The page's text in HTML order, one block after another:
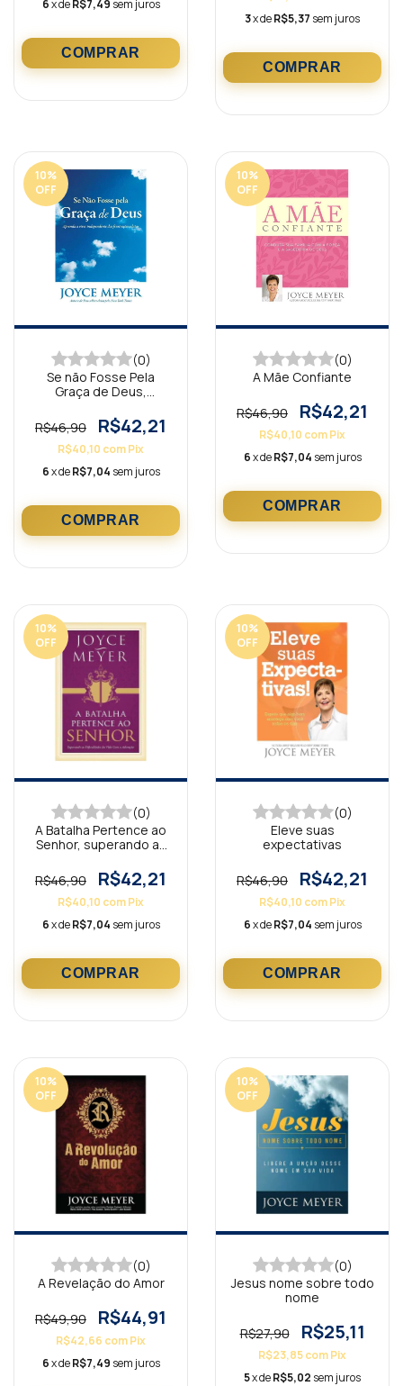
6x de R$7,49 sem juros
3x deR$5,37 sem juros
10%
OFF
(0)
Se não Fosse Pela
Graça de Deus,
R$46,90
R$42,21
R$40,10 comPix
6x deR$7,04 sem juros
10%
OFF
(0)
A Mãe Confiante
R$46,90 R$42,21
R$40,10 comPix
6x deR$7,04 sem juros
10%
OFF
(0)
A Batalha Pertence ao
Senhor, superando as
R$46,90
R$42,21
R$40,10 comPix
6x deR$7,04 sem juros
10%
OFF
(0)
Eleve suas
expectativas
R$46,90 R$42,21
R$40,10 comPix
6x deR$7,04 sem juros
10%
OFF
(0)
A Revelação do Amor
R$49,90 R$44,91
R$42,66 comPix
6x deR$7,49 sem juros
10%
OFF
(0)
Jesus nome sobre todo
nome
R$27,90 R$25,11
R$23,85comPix
5x deR$5,02 sem juros